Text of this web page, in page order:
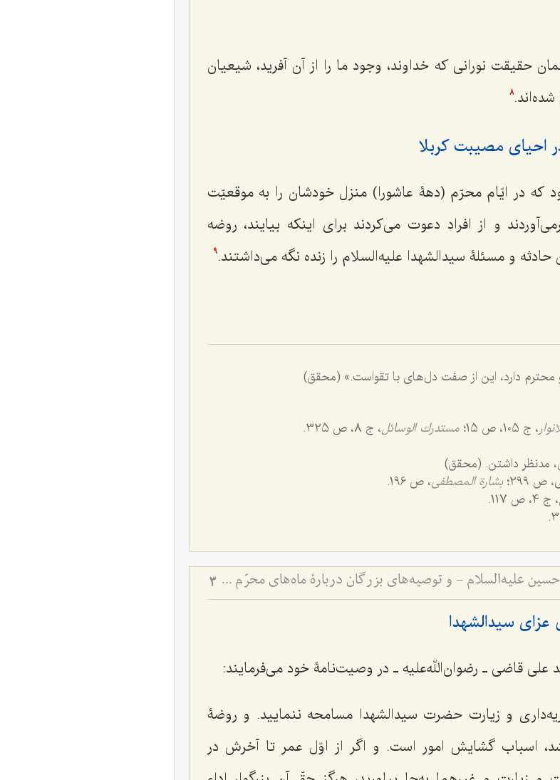
حقيقت نورانى كه خداوند، وجود ما را از آن‌ آفريد، شيعيان
8
احیای مصیبت کربلا
كه در ايّام محرّم (دهۀ عاشورا) منزل خودشان را به موقعيّت
و از افراد دعوت مى‌كردند براى اينكه بيايند، روضه
و مسئلۀ سيدالشهدا عليه‌السلام را زنده نگه‌ مى‌‌داشتند.9
محترم دارد، این از صفت دل‌های با تقواست.» (محقق)
، ج 105، ص 15؛ مستدرك الوسائل، ج 8، ص 325.
مدنظر داشتن. (محقق)
299؛ بشارة المصطفى، ص 196.
، ج 4، ص 117.
آداب مجالس روضه و عزاداری امام حسین علیه‌السلام - و توصیه‌های بزرگان دربارۀ ماه‌های محرّم و صفر 3
عزای سیدالشهدا
علی قاضی ـ رضوان‌الله‌علیه ـ در وصیت‌نامۀ خود می‌فرمایند:
و زيارت حضرت سيدالشهدا مسامحه ننماييد. و روضۀ
اسباب گشايش امور است. و اگر از اوّل عمر تا آخرش در